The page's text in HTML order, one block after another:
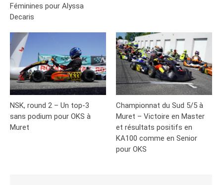
Féminines pour Alyssa
Decaris
NSK, round 2 – Un top-3
sans podium pour OKS à
Muret
Championnat du Sud 5/5 à
Muret – Victoire en Master
et résultats positifs en
KA100 comme en Senior
pour OKS